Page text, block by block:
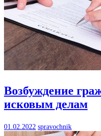
Возбуждение
исковым делам
01.02.2022 spravochnik